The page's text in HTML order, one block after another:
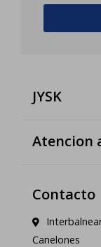
JYSK
Atencion
Contacto
Canelones